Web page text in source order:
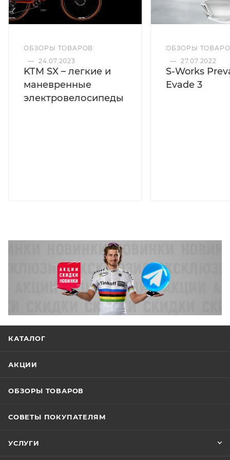
ОБЗОРЫ ТОВАРОВ
— 24.07.2023
KTM SX – легкие и
маневренные
электровелосипеды
ОБЗОРЫ
— 27.07.2022
S-Works
Evade 3
КАТАЛОГ
АКЦИИ
ОБЗОРЫ ТОВАРОВ
СОВЕТЫ ПОКУПАТЕЛЯМ
УСЛУГИ